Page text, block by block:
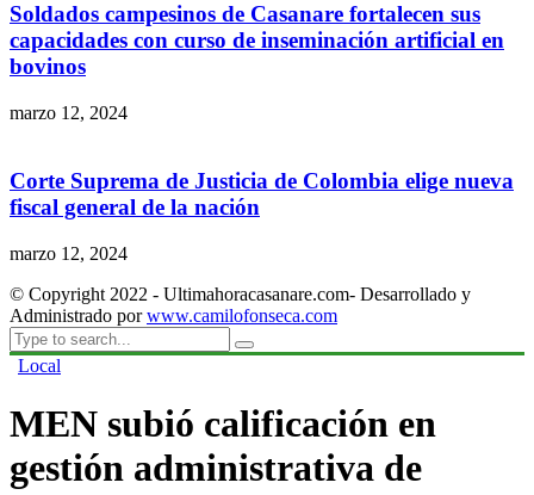
Soldados campesinos de Casanare fortalecen sus
capacidades con curso de inseminación artificial en
bovinos
marzo 12, 2024
Corte Suprema de Justicia de Colombia elige nueva
fiscal general de la nación
marzo 12, 2024
© Copyright 2022 - Ultimahoracasanare.com- Desarrollado y
Administrado porwww.camilofonseca.com
Local
MEN subió calificación en
gestión administrativa de